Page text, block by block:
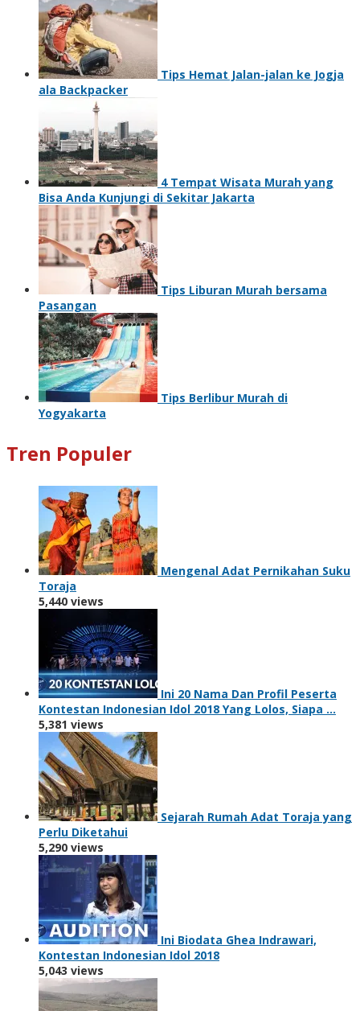
Tips Hemat Jalan-jalan ke Jogja
ala Backpacker
4 Tempat Wisata Murah yang
Bisa Anda Kunjungi di Sekitar Jakarta
Tips Liburan Murah bersama
Pasangan
Tips Berlibur Murah di
Yogyakarta
Tren Populer
Mengenal Adat Pernikahan Suku
Toraja
5,440 views
Ini 20 Nama Dan Profil Peserta
Kontestan Indonesian Idol 2018 Yang Lolos, Siapa …
5,381 views
Sejarah Rumah Adat Toraja yang
Perlu Diketahui
5,290 views
Ini Biodata Ghea Indrawari,
Kontestan Indonesian Idol 2018
5,043 views